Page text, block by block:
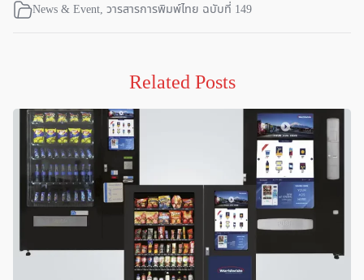
News & Event, วารสารการพิมพ์ไทย ฉบับที่ 149
Related Posts